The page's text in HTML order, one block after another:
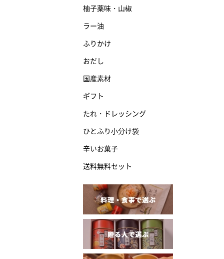
柚子薬味・山椒
ラー油
ふりかけ
おだし
国産素材
ギフト
たれ・ドレッシング
ひとふり小分け袋
辛いお菓子
送料無料セット